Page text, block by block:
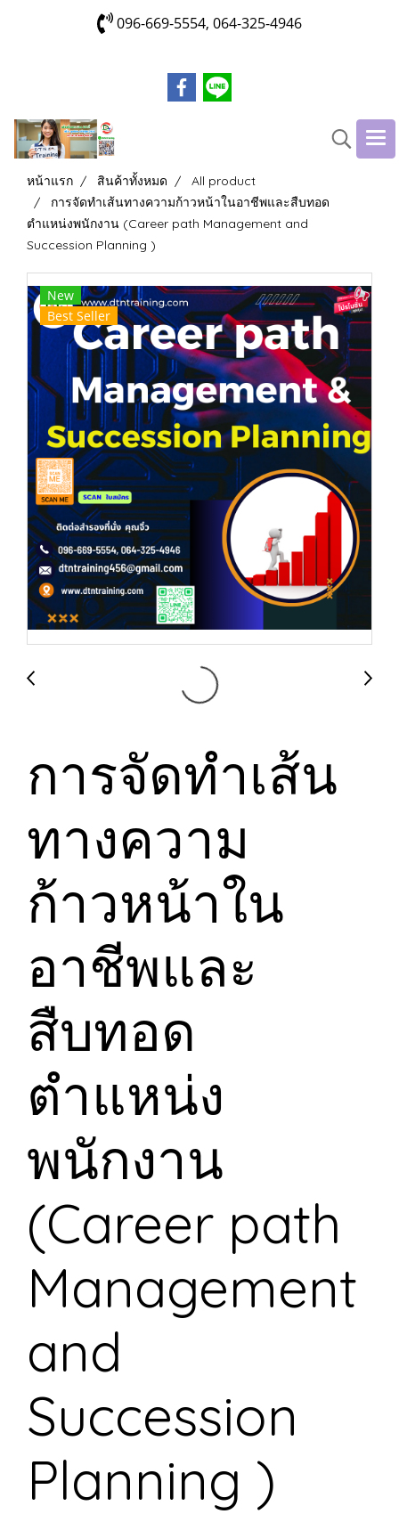
096-669-5554, 064-325-4946
หน้าแรก สินค้าทั้งหมด
All product
การจัดทำเส้นทางความก้าวหน้าในอาชีพและสืบทอด
ตำแหน่งพนักงาน (Career path Management and
Succession Planning )
New
Best Seller
การจัดทำเส้น
ทางความ
ก้าวหน้าใน
อาชีพและ
สืบทอด
ตำแหน่ง
พนักงาน
(Career path
Management
and
Succession
Planning )